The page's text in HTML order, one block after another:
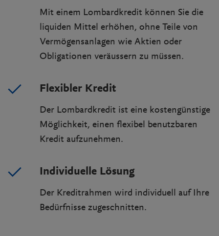
Mit einem Lombardkredit können Sie die
liquiden Mittel erhöhen, ohne Teile von
Vermögensanlagen wie Aktien oder
Obligationen veräussern zu müssen.
Flexibler Kredit
Der Lombardkredit ist eine kostengünstige
Möglichkeit, einen flexibel benutzbaren
Kredit aufzunehmen.
Individuelle Lösung
Der Kreditrahmen wird individuell auf Ihre
Bedürfnisse zugeschnitten.